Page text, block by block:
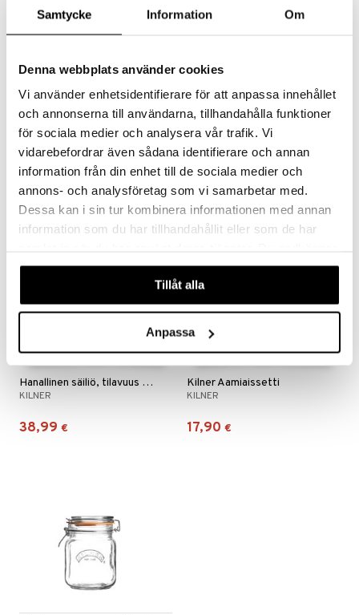
Samtycke Information Om
Denna webbplats använder cookies
Vi använder enhetsidentifierare för att anpassa innehållet
och annonserna till användarna, tillhandahålla funktioner
för sociala medier och analysera vår trafik. Vi
vidarebefordrar även sådana identifierare och annan
information från din enhet till de sociala medier och
annons- och analysföretag som vi samarbetar med.
Dessa kan i sin tur kombinera informationen med annan
information som du har tillhandahållit eller som de har
våra cookies vid fortsatt användande av vår webbplats.
Tillåt alla
Anpassa
Fermentointisetti
KILNER
54,10 €
Fermentointisetti 1L
KILNER
30,99 €
Hanallinen säiliö, tilavuus 5 litraa
KILNER
38,99 €
Kilner Aamiaissetti
KILNER
17,90 €